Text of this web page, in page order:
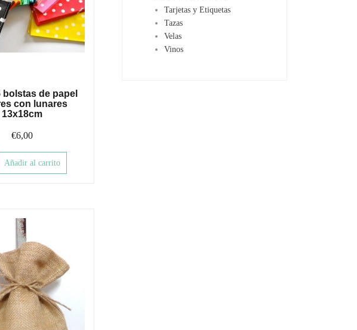
bolstas de papel
con lunares
13x18cm
€6,00
Añadir al carrito
Tarjetas y Etiquetas
Tazas
Velas
Vinos